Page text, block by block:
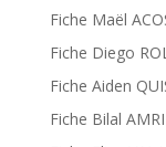
Fiche Maël
Fiche Diego
Fiche Aiden
Fiche Bilal AMRI